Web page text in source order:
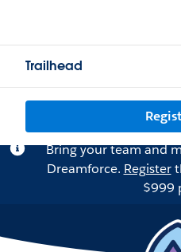
Trailhead
Bring your team and
Dreamforce. Register
$999